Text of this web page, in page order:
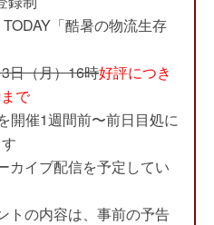
TODAY「酷暑の物流生存
日（月）16時好評につき
で
開催1週間前〜前日目処に
カイブ配信を予定してい
トの内容は、事前の予告